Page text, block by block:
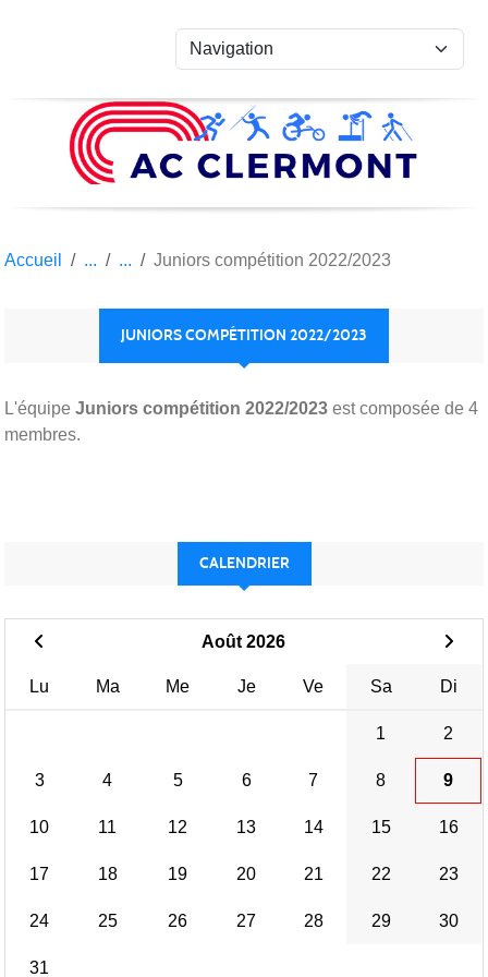
Accueil Juniors compétition 2022/2023
JUNIORS COMPÉTITION 2022/2023
L'équipe Juniors compétition 2022/2023 est composée de 4
membres.
CALENDRIER
Août 2026
Lu Ma Me Je Ve Sa Di
1 2
3 4 5 6 7 8 9
10 11 12 13 14 15 16
17 18 19 20 21 22 23
24 25 26 27 28 29 30
31